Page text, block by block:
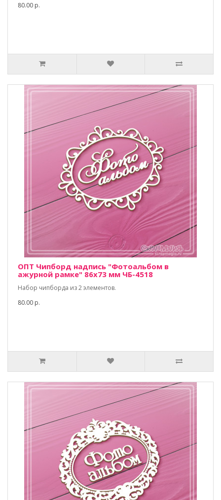
80.00 р.
ОПТ Чипборд надпись "Фотоальбом в
ажурной рамке" 86х73 мм ЧБ-4518
Набор чипборда из 2 элементов.
80.00 р.